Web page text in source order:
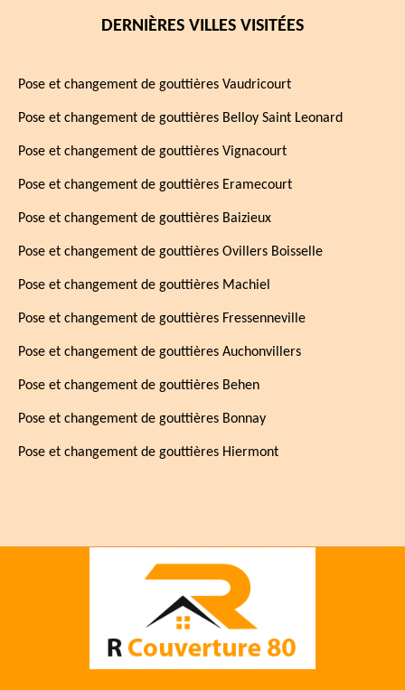
DERNIÈRES VILLES VISITÉES
Pose et changement de gouttières Vaudricourt
Pose et changement de gouttières Belloy Saint Leonard
Pose et changement de gouttières Vignacourt
Pose et changement de gouttières Eramecourt
Pose et changement de gouttières Baizieux
Pose et changement de gouttières Ovillers Boisselle
Pose et changement de gouttières Machiel
Pose et changement de gouttières Fressenneville
Pose et changement de gouttières Auchonvillers
Pose et changement de gouttières Behen
Pose et changement de gouttières Bonnay
Pose et changement de gouttières Hiermont